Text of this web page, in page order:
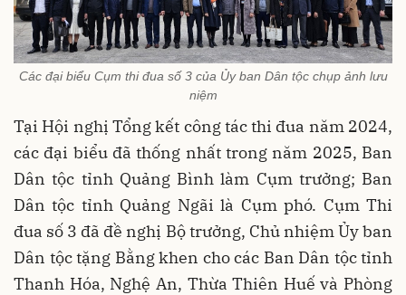
Các đại biểu Cụm thi đua số 3 của Ủy ban Dân tộc chụp ảnh lưu
niệm
Tại Hội nghị Tổng kết công tác thi đua năm 2024,
các đại biểu đã thống nhất trong năm 2025, Ban
Dân tộc tỉnh Quảng Bình làm Cụm trưởng; Ban
Dân tộc tỉnh Quảng Ngãi là Cụm phó. Cụm Thi
đua số 3 đã đề nghị Bộ trưởng, Chủ nhiệm Ủy ban
Dân tộc tặng Bằng khen cho các Ban Dân tộc tỉnh
Thanh Hóa, Nghệ An, Thừa Thiên Huế và Phòng